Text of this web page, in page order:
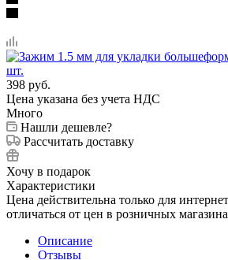
398 руб.
Цена указана без учета НДС
Много
Нашли дешевле?
Рассчитать доставку
Хочу в подарок
Характеристики
Цена действительна только для
отличаться от цен в розничных
Описание
Отзывы